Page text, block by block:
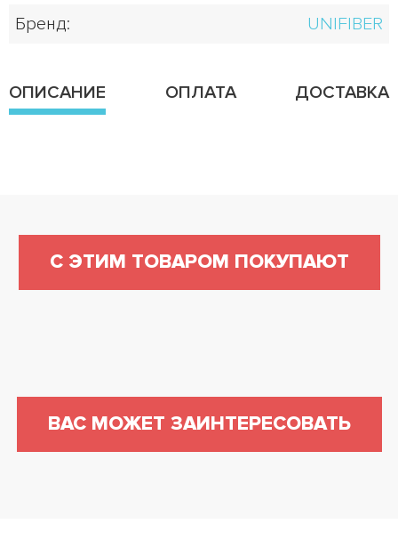
Бренд:
UNIFIBER
ОПИСАНИЕ ОПЛАТА ДОСТАВКА
С ЭТИМ ТОВАРОМ ПОКУПАЮТ
ВАС МОЖЕТ ЗАИНТЕРЕСОВАТЬ